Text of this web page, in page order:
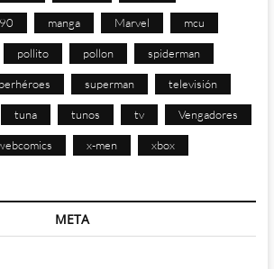
manga Marvel mcu
pollito pollon spiderman
superman televisión
tuna tunos tv Vengadores
x-men xbox
META